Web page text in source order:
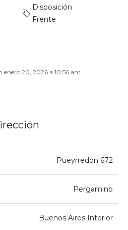
Disposición
Frente
enero 20, 2026 a 10:56 am
Pueyrredon 672
Pergamino
Buenos Aires Interior